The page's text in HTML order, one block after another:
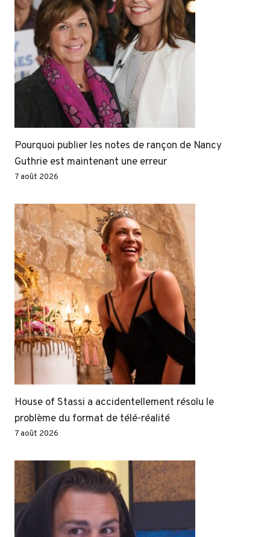
Pourquoi publier les notes de rançon de Nancy
Guthrie est maintenant une erreur
7 août 2026
House of Stassi a accidentellement résolu le
problème du format de télé-réalité
7 août 2026